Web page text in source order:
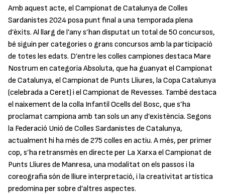
Amb aquest acte, el Campionat de Catalunya de Colles
Sardanistes 2024 posa punt final a una temporada plena
d’èxits. Al llarg de l’any s’han disputat un total de 50 concursos,
bé siguin per categories o grans concursos amb la participació
de totes les edats. D’entre les colles campiones destaca Mare
Nostrum en categoria Absoluta, que ha guanyat el Campionat
de Catalunya, el Campionat de Punts Lliures, la Copa Catalunya
(celebrada a Ceret) i el Campionat de Revesses. També destaca
el naixement de la colla Infantil Ocells del Bosc, que s’ha
proclamat campiona amb tan sols un any d’existència. Segons
la Federació Unió de Colles Sardanistes de Catalunya,
actualment hi ha més de 275 colles en actiu. A més, per primer
cop, s’ha retransmès en directe per La Xarxa el Campionat de
Punts Lliures de Manresa, una modalitat on els passos i la
coreografia són de lliure interpretació, i la creativitat artística
predomina per sobre d’altres aspectes.